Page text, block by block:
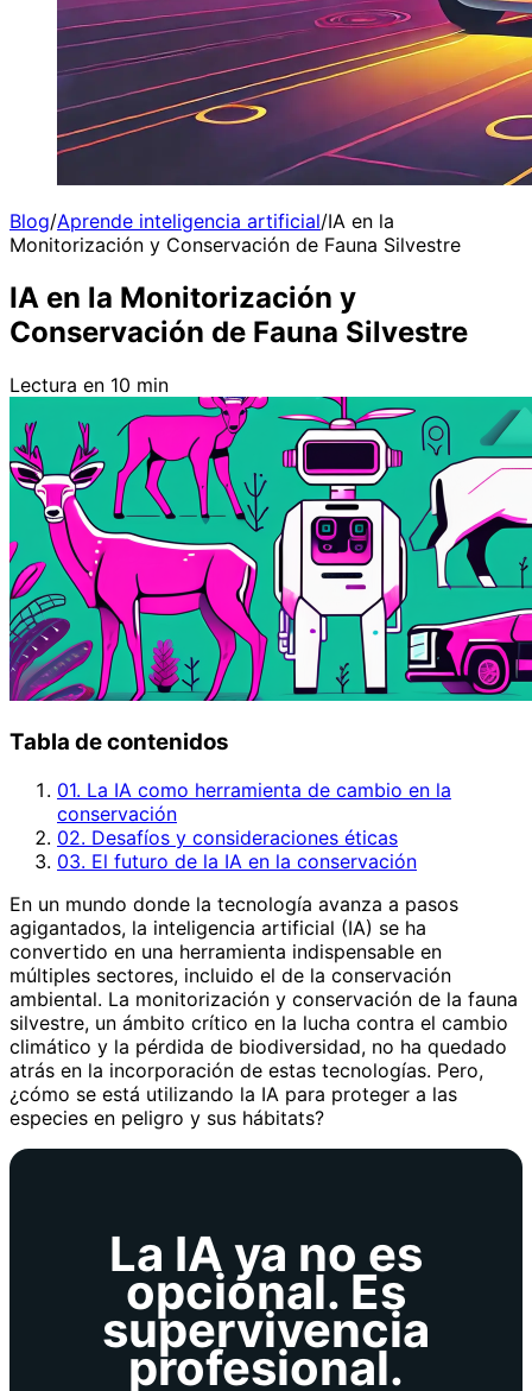
Blog/Aprende inteligencia artificial/IA en la
Monitorización y Conservación de Fauna Silvestre
IA en la Monitorización y
Conservación de Fauna Silvestre
Lectura en 10 min
Tabla de contenidos
01. La IA como herramienta de cambio en la
conservación
02. Desafíos y consideraciones éticas
03. El futuro de la IA en la conservación
En un mundo donde la tecnología avanza a pasos
agigantados, la inteligencia artificial (IA) se ha
convertido en una herramienta indispensable en
múltiples sectores, incluido el de la conservación
ambiental. La monitorización y conservación de la fauna
silvestre, un ámbito crítico en la lucha contra el cambio
climático y la pérdida de biodiversidad, no ha quedado
atrás en la incorporación de estas tecnologías. Pero,
¿cómo se está utilizando la IA para proteger a las
especies en peligro y sus hábitats?
La IA ya no es
opcional. Es
supervivencia
profesional.